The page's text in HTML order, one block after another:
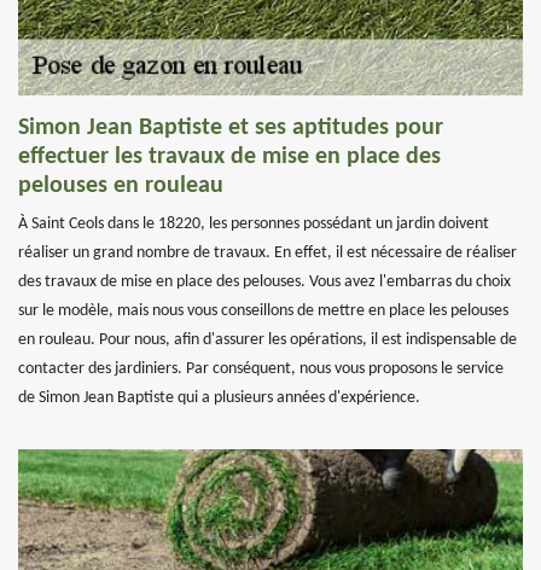
Simon Jean Baptiste et ses aptitudes pour
effectuer les travaux de mise en place des
pelouses en rouleau
À Saint Ceols dans le 18220, les personnes possédant un jardin doivent
réaliser un grand nombre de travaux. En effet, il est nécessaire de réaliser
des travaux de mise en place des pelouses. Vous avez l'embarras du choix
sur le modèle, mais nous vous conseillons de mettre en place les pelouses
en rouleau. Pour nous, afin d'assurer les opérations, il est indispensable de
contacter des jardiniers. Par conséquent, nous vous proposons le service
de Simon Jean Baptiste qui a plusieurs années d'expérience.